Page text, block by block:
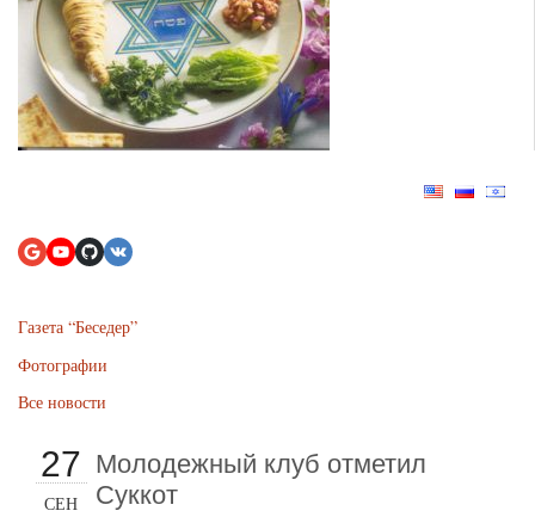
Газета “Беседер”
Фотографии
Все новости
27
СЕН
Молодежный клуб отметил
Суккот